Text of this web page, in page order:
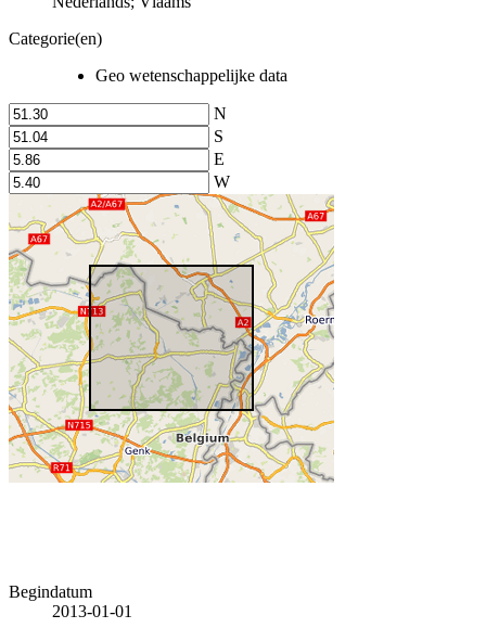
Categorie(en)
Geo wetenschappelijke data
N
S
E
W
Begindatum
2013-01-01